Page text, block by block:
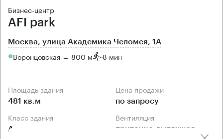
Бизнес-центр
AFI park
Москва, улица Академика Челомея, 1А
Воронцовская → 800 м ~8 мин
Площадь здания
481 кв.м
Цена продажи
по запросу
Класс здания
А
Вентиляция
приточно-вытяжная